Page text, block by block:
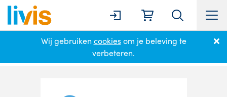
Wij gebruiken cookiesom je beleving te
verbeteren.
GOB Mare